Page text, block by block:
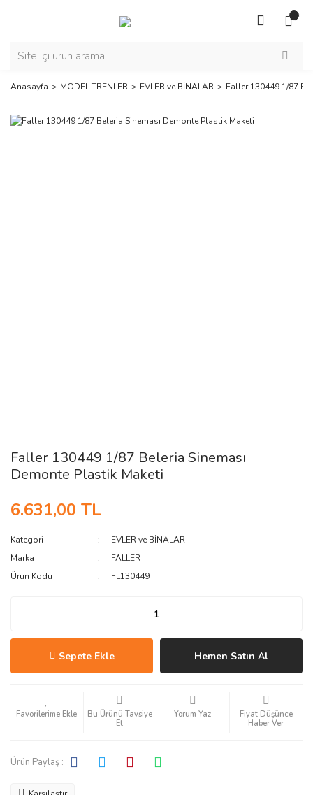
Anasayfa MODEL TRENLER EVLER ve BİNALAR Faller 130449 1/87
Faller 130449 1/87 Beleria Sineması
Demonte Plastik Maketi
6.631,00 TL
Kategori
EVLER ve BİNALAR
Marka
FALLER
Ürün Kodu
FL130449
Sepete Ekle Hemen Satın Al
Bu Ürünü Tavsiye
Et
Yorum Yaz
Fiyat Düşünce
Haber Ver
Ürün Paylaş :